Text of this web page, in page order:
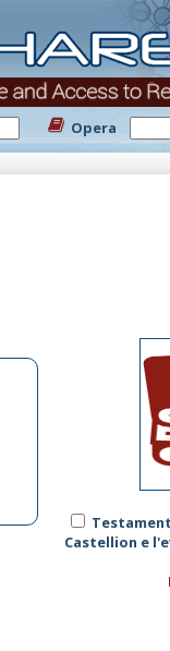
Opera
Castellion e